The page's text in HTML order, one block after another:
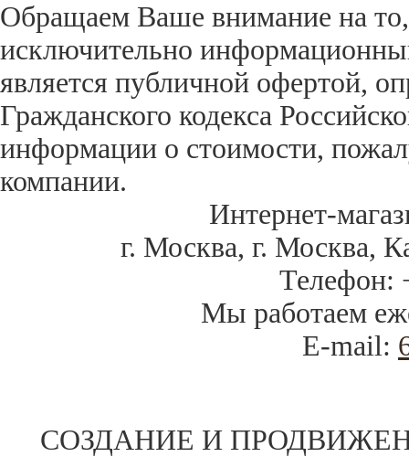
Обращаем Ваше внимание на
исключительно
является публичной офертой,
Гражданского кодекса
информации о стоимости,
компании.
Интернет-
г. Москва,г. Москва,
Телефон:
Мы работаем
E-mail:
СОЗДАНИЕ И